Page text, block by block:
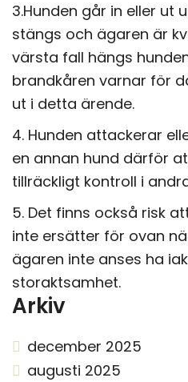
3.Hunden går in eller ut
stängs och ägaren är
värsta fall hängs
brandkåren varnar för
ut i detta ärende.
4. Hunden attackerar
en annan hund därför
tillräckligt kontroll i
5. Det finns också risk
inte ersätter för ovan
ägaren inte anses ha
storaktsamhet.
Arkiv
december 2025
augusti 2025